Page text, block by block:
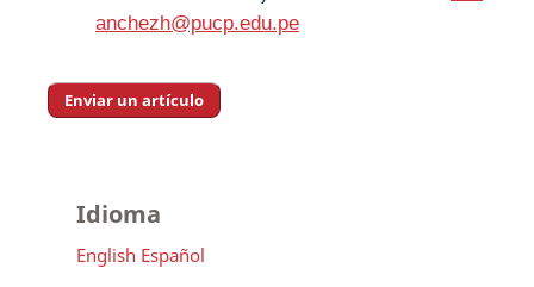
anchezh@pucp.edu.pe
Enviar un artículo
Idioma
English Español